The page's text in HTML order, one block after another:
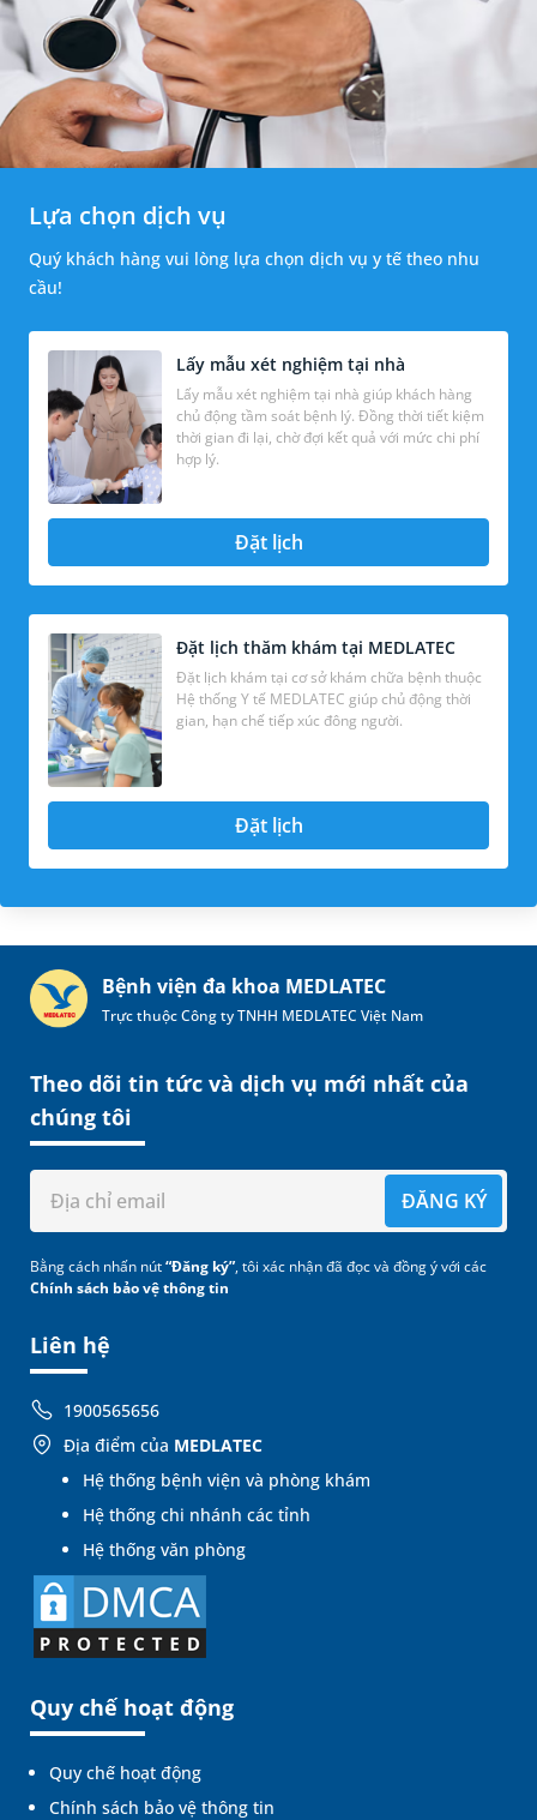
Lựa chọn dịch vụ
Quý khách hàng vui lòng lựa chọn dịch vụ y tế theo nhu
cầu!
Lấy mẫu xét nghiệm tại nhà
Lấy mẫu xét nghiệm tại nhà giúp khách hàng
chủ động tầm soát bệnh lý. Đồng thời tiết kiệm
thời gian đi lại, chờ đợi kết quả với mức chi phí
hợp lý.
Đặt lịch
Đặt lịch thăm khám tại MEDLATEC
Đặt lịch khám tại cơ sở khám chữa bệnh thuộc
Hệ thống Y tế MEDLATEC giúp chủ động thời
gian, hạn chế tiếp xúc đông người.
Đặt lịch
Bệnh viện đa khoa MEDLATEC
Trực thuộc Công ty TNHH MEDLATEC Việt Nam
Liên hệ
1900565656
Địa điểm của MEDLATEC
Hệ thống bệnh viện và phòng khám
Hệ thống chi nhánh các tỉnh
Hệ thống văn phòng
Quy chế hoạt động
Quy chế hoạt động
Chính sách bảo vệ thông tin
Theo dõi tin tức và dịch vụ mới nhất của
chúng tôi
ĐĂNG KÝ
Bằng cách nhấn nút“Đăng ký”, tôi xác nhận đã đọc và đồng ý với các
Chính sách bảo vệ thông tin